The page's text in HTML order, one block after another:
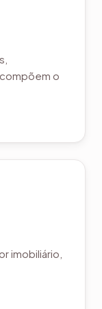
o
imobiliário,